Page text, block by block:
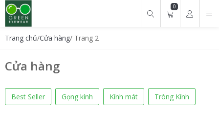
0
Trang chủ/Cửa hàng/ Trang 2
Cửa hàng
Best Seller Gọng kính Kính mát Tròng Kính